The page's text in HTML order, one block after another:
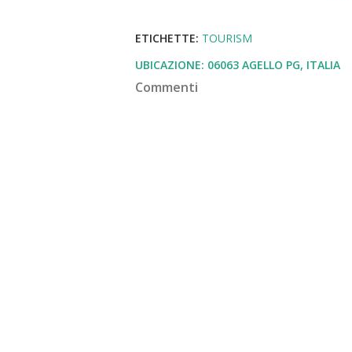
ETICHETTE: TOURISM
UBICAZIONE: 06063 AGELLO PG, ITALIA
Commenti